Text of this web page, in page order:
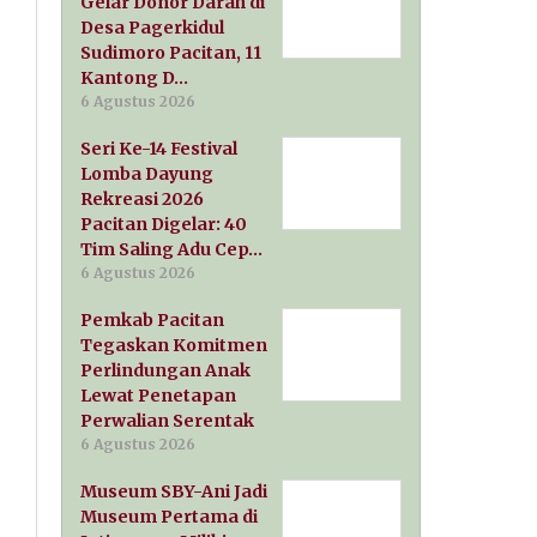
Desa Pagerkidul
Sudimoro Pacitan, 11
Kantong D…
6 Agustus 2026
Seri Ke-14 Festival
Lomba Dayung
Rekreasi 2026
Pacitan Digelar: 40
Tim Saling Adu Cep…
6 Agustus 2026
Pemkab Pacitan
Tegaskan Komitmen
Perlindungan Anak
Lewat Penetapan
Perwalian Serentak
6 Agustus 2026
Museum SBY-Ani Jadi
Museum Pertama di